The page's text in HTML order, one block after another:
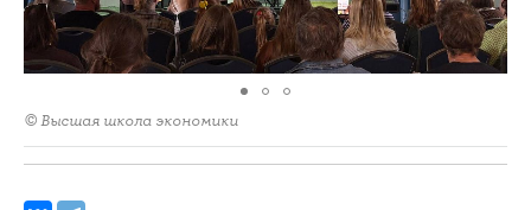
© Высшая школа экономики